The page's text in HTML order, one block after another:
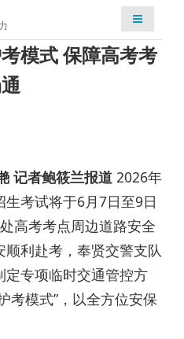
检索
模式 保障高考考
记者鲍筱兰报道2026年
考试将于6月7日至9日
高考考点周边道路安全
利赴考，奉贤交警支队
专项临时交通管控方
考模式”，以全方位安保